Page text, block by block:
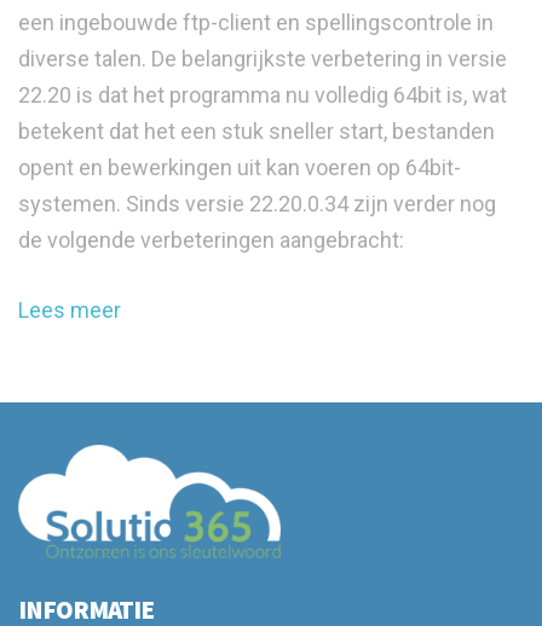
een ingebouwde ftp-client en spellingscontrole in
diverse talen. De belangrijkste verbetering in versie
22.20 is dat het programma nu volledig 64bit is, wat
betekent dat het een stuk sneller start, bestanden
opent en bewerkingen uit kan voeren op 64bit-
systemen. Sinds versie 22.20.0.34 zijn verder nog
de volgende verbeteringen aangebracht:
Lees meer
INFORMATIE